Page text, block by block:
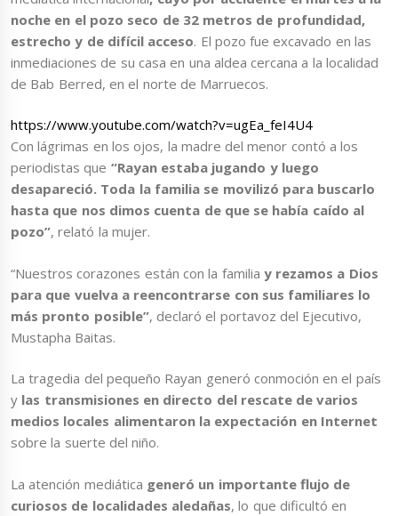
noche en el pozo seco de 32 metros de profundidad,
estrecho y de difícil acceso. El pozo fue excavado en las
inmediaciones de su casa en una aldea cercana a la localidad
de Bab Berred, en el norte de Marruecos.
https://www.youtube.com/watch?v=ugEa_feI4U4
Con lágrimas en los ojos, la madre del menor contó a los
periodistas que “Rayan estaba jugando y luego
desapareció. Toda la familia se movilizó para buscarlo
hasta que nos dimos cuenta de que se había caído al
pozo”, relató la mujer.
“Nuestros corazones están con la familia y rezamos a Dios
para que vuelva a reencontrarse con sus familiares lo
más pronto posible”, declaró el portavoz del Ejecutivo,
Mustapha Baitas.
La tragedia del pequeño Rayan generó conmoción en el país
y las transmisiones en directo del rescate de varios
medios locales alimentaron la expectación en Internet
sobre la suerte del niño.
La atención mediática generó un importante flujo de
curiosos de localidades aledañas, lo que dificultó en